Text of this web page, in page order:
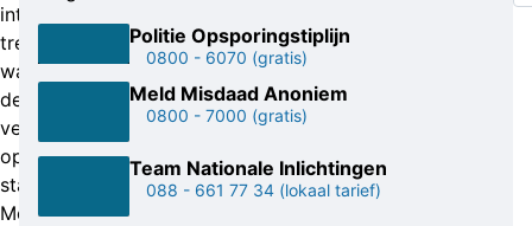
intercity-
trein
waar
de
verdachte
op
station
Meppel
Politie Opsporingstiplijn
0800 - 6070 (gratis)
Meld Misdaad Anoniem
0800 - 7000 (gratis)
Team Nationale Inlichtingen
088 - 661 77 34 (lokaal tarief)